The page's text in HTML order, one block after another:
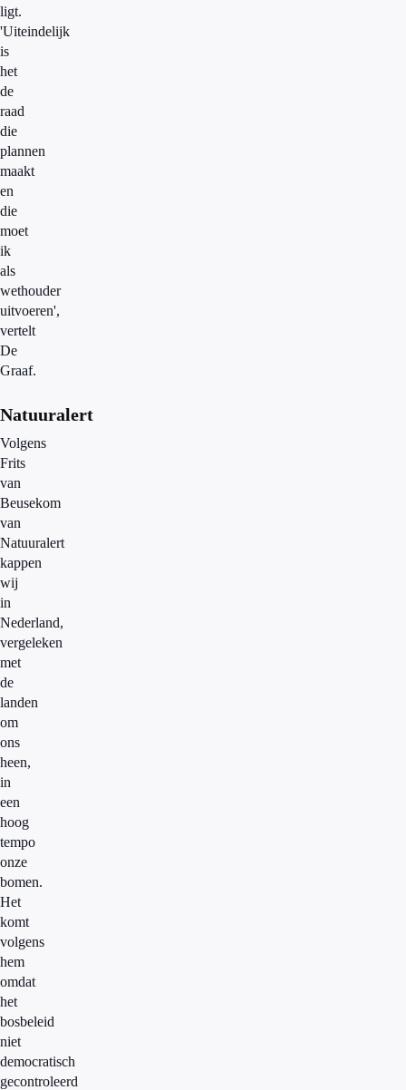
ligt.
'Uiteindelijk
is
het
de
raad
die
plannen
maakt
en
die
moet
ik
als
wethouder
uitvoeren',
vertelt
De
Graaf.
Natuuralert
Volgens
Frits
van
Beusekom
van
Natuuralert
kappen
wij
in
Nederland,
vergeleken
met
de
landen
om
ons
heen,
in
een
hoog
tempo
onze
bomen.
Het
komt
volgens
hem
omdat
het
bosbeleid
niet
democratisch
gecontroleerd